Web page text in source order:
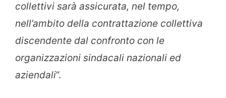
collettivi sarà assicurata, nel tempo,
nell’ambito della contrattazione collettiva
discendente dal confronto con le
organizzazioni sindacali nazionali ed
aziendali“.